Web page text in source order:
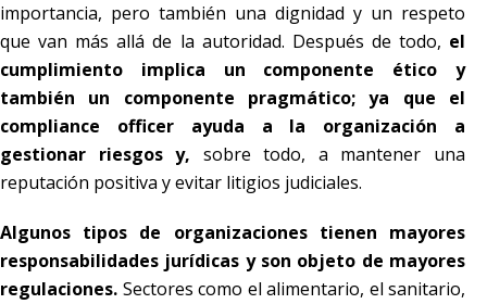
importancia, pero también una dignidad y un respeto
que van más allá de la autoridad. Después de todo, el
cumplimiento implica un componente ético y
también un componente pragmático; ya que el
compliance officer ayuda a la organización a
gestionar riesgos y, sobre todo, a mantener una
reputación positiva y evitar litigios judiciales.
Algunos tipos de organizaciones tienen mayores
responsabilidades jurídicas y son objeto de mayores
regulaciones. Sectores como el alimentario, el sanitario,